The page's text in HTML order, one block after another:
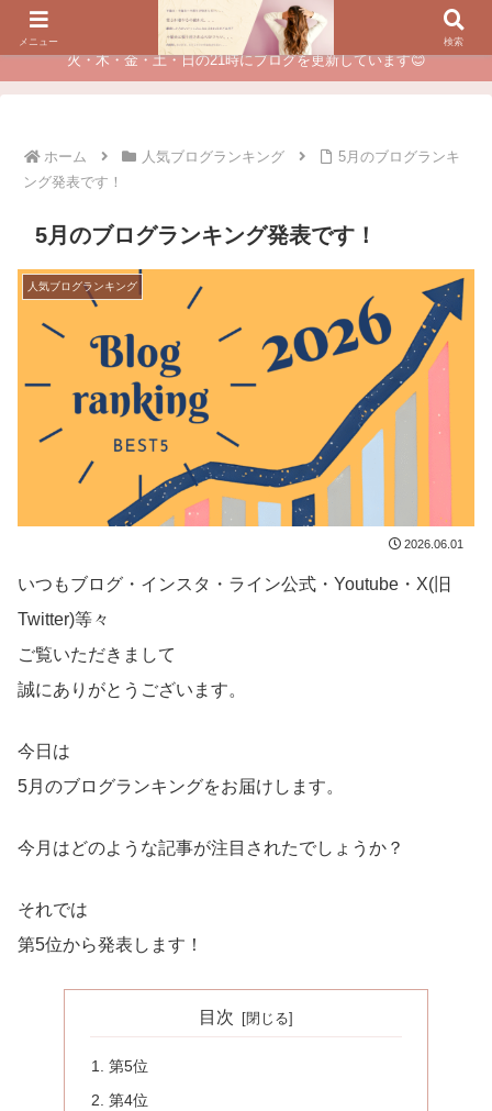
夫に不倫されたつらい経験が、あなたのチャンスに変わるカウンセリング
火・木・金・土・日の21時にブログを更新しています😊
ホーム 人気ブログランキング
5月のブログランキ
ング発表です！
5月のブログランキング発表です！
人気ブログランキング
2026.06.01
いつもブログ・インスタ・ライン公式・Youtube・X(旧
Twitter)等々
ご覧いただきまして
誠にありがとうございます。
今日は
5月のブログランキングをお届けします。
今月はどのような記事が注目されたでしょうか？
それでは
第5位から発表します！
目次
第5位
第4位
メニュー 検索